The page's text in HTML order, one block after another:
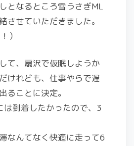
となるところ雪うさぎML
させていただきました。
）
て、扇沢で仮眠しようか
けれども、仕事やらで遅
ることに決定。
は到着したかったので、3
なんてなく快適に走って6